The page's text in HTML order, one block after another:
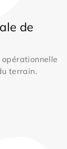
de
terrain.